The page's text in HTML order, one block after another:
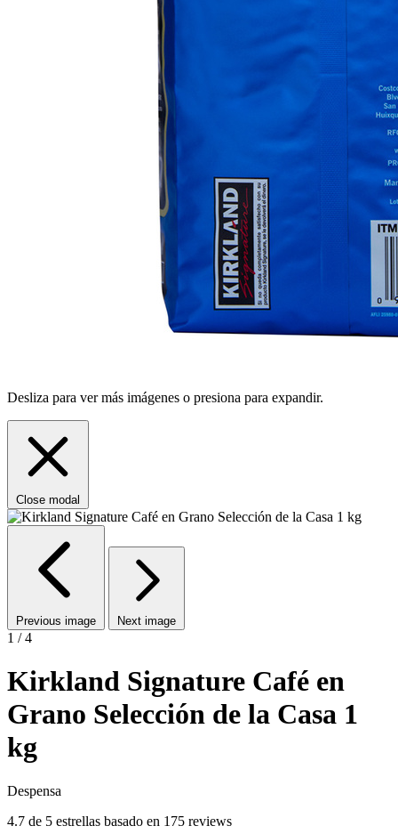
Desliza para ver más imágenes o presiona para expandir.
Close modal
Previous image Next image
1 / 4
Kirkland Signature Café en
Grano Selección de la Casa 1
kg
Despensa
4.7 de 5 estrellas basado en 175 reviews